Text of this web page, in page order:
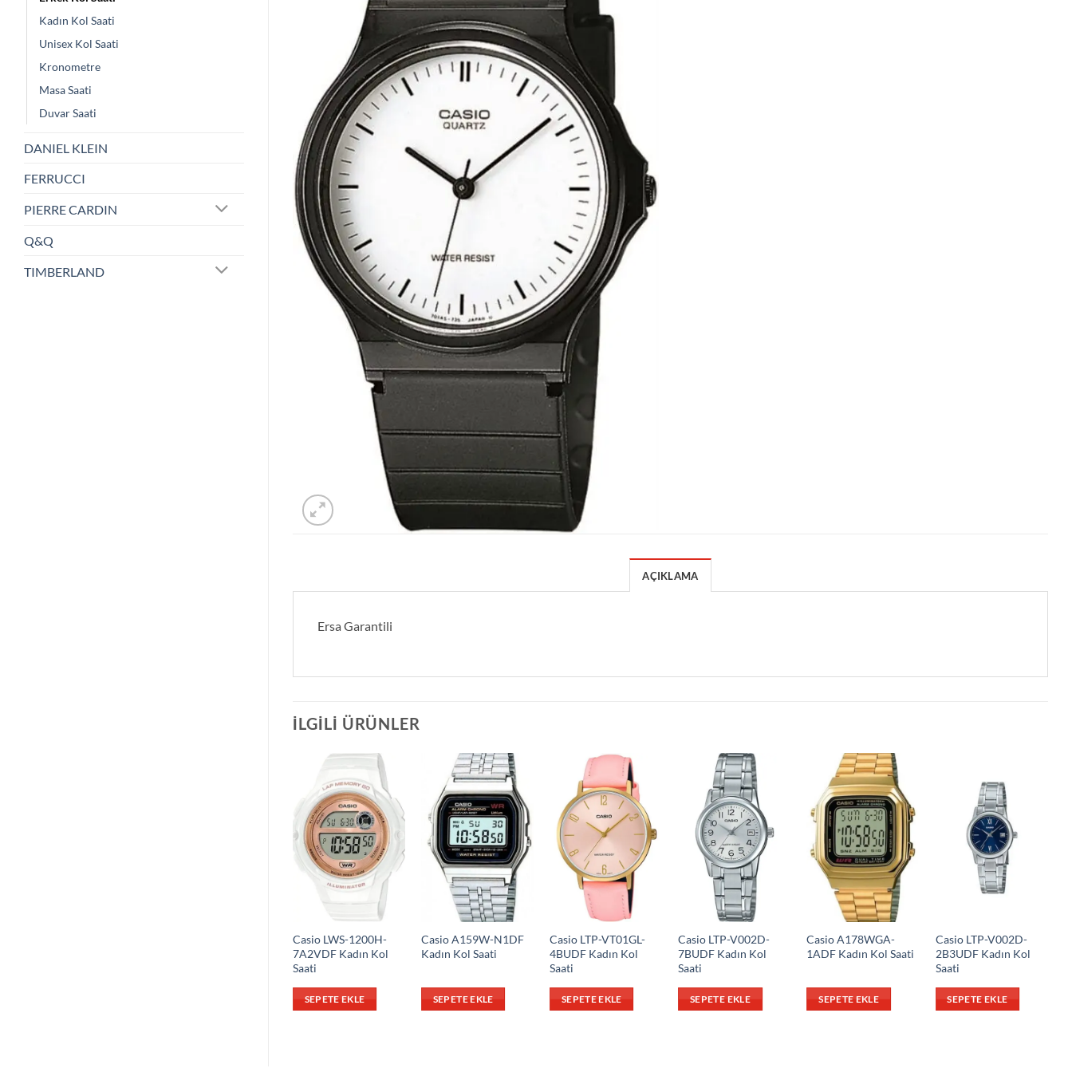
Kadın Kol Saati
Unisex Kol Saati
Kronometre
Masa Saati
Duvar Saati
DANIEL KLEIN
FERRUCCI
PIERRE CARDIN
Q&Q
TIMBERLAND
AÇIKLAMA
Ersa Garantili
İLGILI ÜRÜNLER
Casio LWS-1200H-
7A2VDF Kadın Kol
Saati
SEPETE EKLE
Casio A159W-N1DF
Kadın Kol Saati
SEPETE EKLE
Casio LTP-VT01GL-
4BUDF Kadın Kol
Saati
SEPETE EKLE
Casio LTP-V002D-
7BUDF Kadın Kol
Saati
SEPETE EKLE
Casio A178WGA-
1ADF Kadın Kol Saati
SEPETE EKLE
Casio LTP-V002D-
2B3UDF Kadın Kol
Saati
SEPETE EKLE